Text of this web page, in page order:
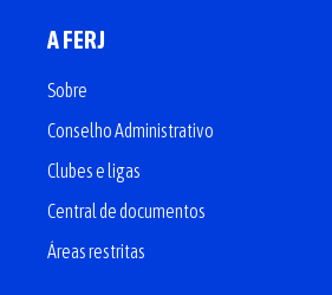
A FERJ
Sobre
Conselho Administrativo
Clubes e ligas
Central de documentos
Áreas restritas